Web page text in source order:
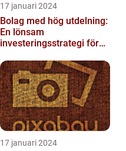
17 januari 2024
Bolag med hög utdelning:
En lönsam
investeringsstrategi för
17 januari 2024